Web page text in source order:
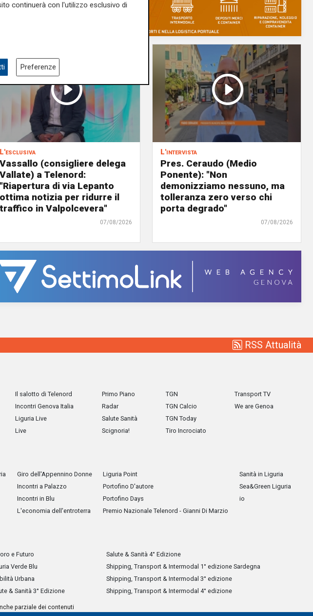
L'esclusiva
Vassallo (consigliere delega
Vallate) a Telenord:
"Riapertura di via Lepanto
ottima notizia per ridurre il
traffico in Valpolcevera"
07/08/2026
L'intervista
Pres. Ceraudo (Medio
Ponente): "Non
demonizziamo nessuno, ma
tolleranza zero verso chi
porta degrado"
07/08/2026
RSS Attualità
Il salotto di Telenord
Incontri Genova Italia
Liguria Live
Live
Primo Piano
Radar
Salute Sanità
Scignoria!
TGN
TGN Calcio
TGN Today
Tiro Incrociato
Transport TV
We are Genoa
Giro dell'Appennino Donne
Incontri a Palazzo
Incontri in Blu
L'economia dell'entroterra
Liguria Point
Portofino D'autore
Portofino Days
Premio Nazionale Telenord - Gianni Di Marzio
Sanità in Liguria
Sea&Green Liguria
io
e Futuro
Verde Blu
Urbana
& Sanità 3° Edizione
Salute & Sanità 4° Edizione
Shipping, Transport & Intermodal 1° edizione Sardegna
Shipping, Transport & Intermodal 3° edizione
Shipping, Transport & Intermodal 4° edizione
parziale dei contenuti
continuerà con l'utilizzo esclusivo di
Preferenze